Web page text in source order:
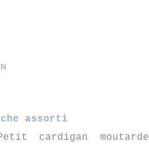
assorti
cardigan moutarde